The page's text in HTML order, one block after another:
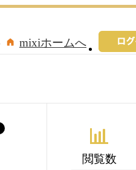
mixiホームへ
閲覧数